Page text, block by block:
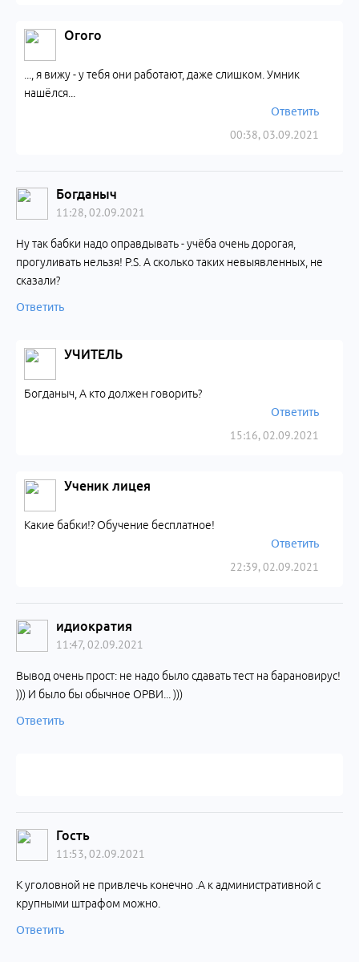
Огого
00:38, 03.09.2021
..., я вижу - у тебя они работают, даже слишком. Умник
нашёлся...
Ответить
Богданыч
11:28, 02.09.2021
Ну так бабки надо оправдывать - учёба очень дорогая,
прогуливать нельзя! P.S. А сколько таких невыявленных, не
сказали?
Ответить
УЧИТЕЛЬ
15:16, 02.09.2021
Богданыч, А кто должен говорить?
Ответить
Ученик лицея
22:39, 02.09.2021
Какие бабки!? Обучение бесплатное!
Ответить
идиократия
11:47, 02.09.2021
Вывод очень прост: не надо было сдавать тест на барановирус!
))) И было бы обычное ОРВИ... )))
Ответить
Гость
11:53, 02.09.2021
К уголовной не привлечь конечно .А к административной с
крупными штрафом можно.
Ответить